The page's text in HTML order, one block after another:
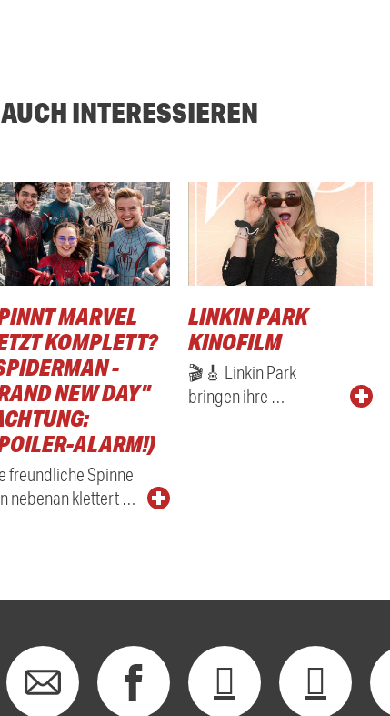
INTERESSIEREN
MARVEL
KOMPLETT?
-
NEW DAY"
ALARM!)
freundliche Spinne
nebenan klettert …
LINKIN PARK
KINOFILM
🎬🎸 Linkin Park
bringen ihre …